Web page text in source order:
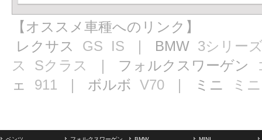
【オススメ車種へのリンク】
レクサス GS IS ｜ BMW 3シリー
ス
Sクラス ｜ フォルクスワーゲン
ェ 911 ｜ ボルボ V70 ｜ ミニ ミニ